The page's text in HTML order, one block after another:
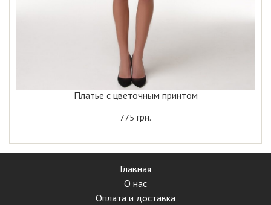
Платье с цветочным принтом
775 грн.
Главная
О нас
Оплата и доставка